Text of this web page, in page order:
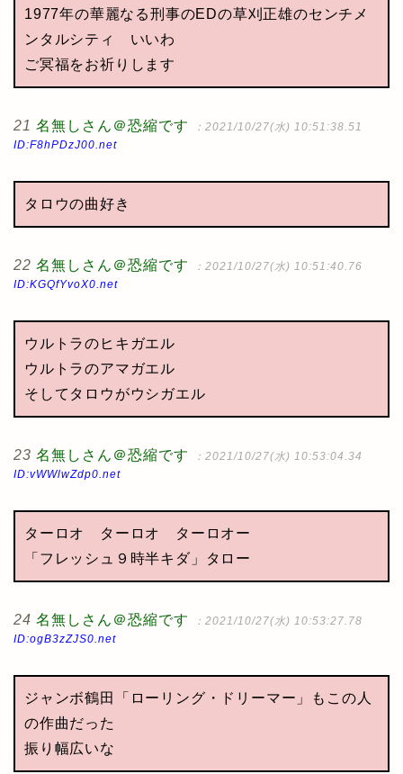
1977年の華麗なる刑事のEDの草刈正雄のセンチメ
ンタルシティ いいわ
ご冥福をお祈りします
21 名無しさん＠恐縮です
：2021/10/27(水) 10:51:38.51
ID:F8hPDzJ00.net
タロウの曲好き
22 名無しさん＠恐縮です
：2021/10/27(水) 10:51:40.76
ID:KGQfYvoX0.net
ウルトラのヒキガエル
ウルトラのアマガエル
そしてタロウがウシガエル
23 名無しさん＠恐縮です
：2021/10/27(水) 10:53:04.34
ID:vWWlwZdp0.net
ターロオ ターロオ ターロオー
「フレッシュ９時半キダ」タロー
24 名無しさん＠恐縮です
：2021/10/27(水) 10:53:27.78
ID:ogB3zZJS0.net
ジャンボ鶴田「ローリング・ドリーマー」もこの人
の作曲だった
振り幅広いな